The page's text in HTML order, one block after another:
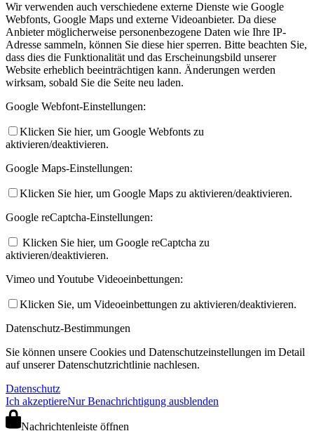
Wir verwenden auch verschiedene externe Dienste wie Google
Webfonts, Google Maps und externe Videoanbieter. Da diese
Anbieter möglicherweise personenbezogene Daten wie Ihre IP-
Adresse sammeln, können Sie diese hier sperren. Bitte beachten Sie,
dass dies die Funktionalität und das Erscheinungsbild unserer
Website erheblich beeinträchtigen kann. Änderungen werden
wirksam, sobald Sie die Seite neu laden.
Google Webfont-Einstellungen:
Klicken Sie hier, um Google Webfonts zu
aktivieren/deaktivieren.
Google Maps-Einstellungen:
Klicken Sie hier, um Google Maps zu aktivieren/deaktivieren.
Google reCaptcha-Einstellungen:
Klicken Sie hier, um Google reCaptcha zu
aktivieren/deaktivieren.
Vimeo und Youtube Videoeinbettungen:
Klicken Sie, um Videoeinbettungen zu aktivieren/deaktivieren.
Datenschutz-Bestimmungen
Sie können unsere Cookies und Datenschutzeinstellungen im Detail
auf unserer Datenschutzrichtlinie nachlesen.
Datenschutz
Ich akzeptiereNur Benachrichtigung ausblenden
Nachrichtenleiste öffnen